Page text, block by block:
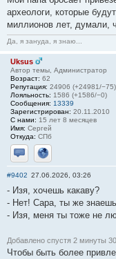
археологи, которые
миллионов лет, думали,
Да, я зануда, я знаю...
Uksus
Автор темы, Администратор
Возраст: 62
Репутация: 24906 (+24981/−75)
Лояльность: 1586 (+1586/−0)
Сообщения: 13339
Зарегистрирован: 20.11.2010
С нами: 15 лет 8 месяцев
Имя: Сергей
Откуда: СПб
Отправить личное
Сайт
#9402 27.06.2026, 03:26
- Изя, хочешь какаву?
- Нет! Сара, ты же
- Изя, меня ты тоже не
Добавлено спустя 2 минуты
Чтобы быть более